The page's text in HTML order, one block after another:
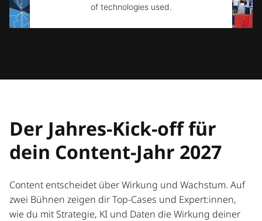
of technologies used.
Powered byUsercentrics Consent
Der Jahres-Kick-off für
dein Content-Jahr 2027
Content entscheidet über Wirkung und Wachstum. Auf
zwei Bühnen zeigen dir Top-Cases und Expert:innen,
wie du mit Strategie, KI und Daten die Wirkung deiner